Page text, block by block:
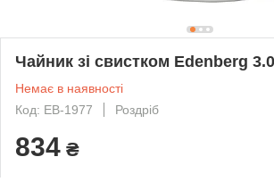
Чайник зі свистком Edenberg
Немає в наявності
Код: EB-1977
Роздріб
834 ₴